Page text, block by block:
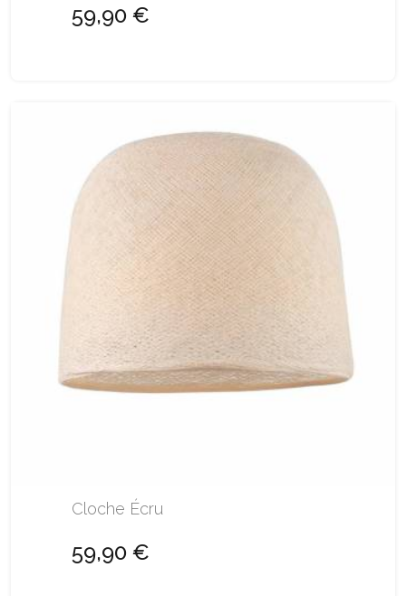
59,90 €
Cloche Écru
59,90 €